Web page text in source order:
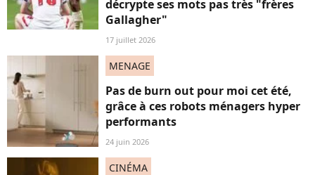
décrypte ses mots pas très "frères
Gallagher"
17 juillet 2026
MENAGE
Pas de burn out pour moi cet été,
grâce à ces robots ménagers hyper
performants
24 juin 2026
CINÉMA